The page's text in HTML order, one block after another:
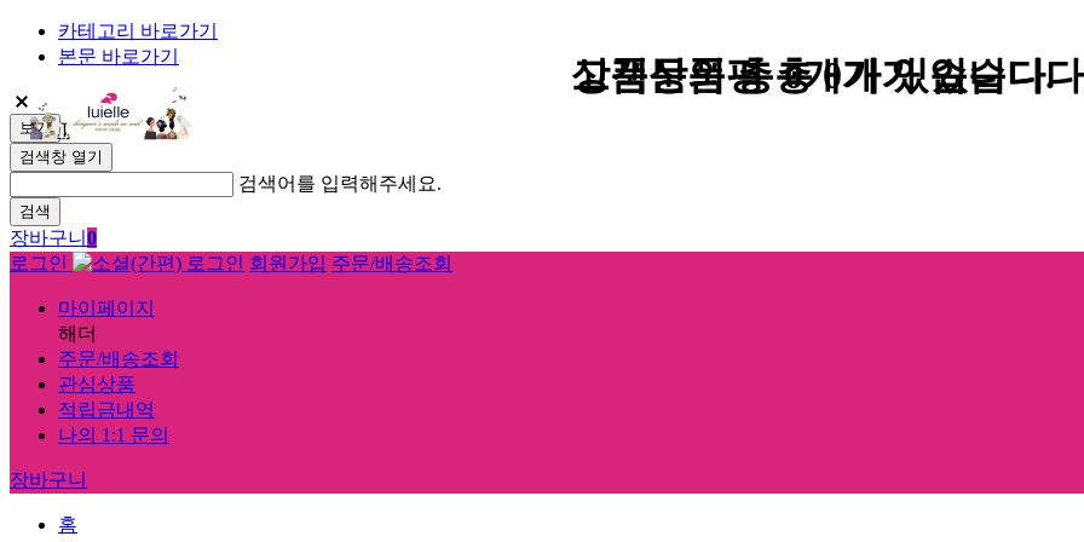
카테고리 바로가기
본문 바로가기
보기
검색창 열기
검색어를 입력해주세요.
검색
장바구니 0
로그인
회원가입 주문/배송조회
마이페이지
해더
주문/배송조회
관심상품
적립금내역
나의 1:1 문의
장바구니
홈
고객상품평총0개가 있습니
상품문의총0개가 있습니다.